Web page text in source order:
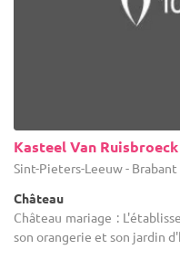
Kasteel Van Ruisbroeck
Sint-Pieters-Leeuw -
Château
Château mariage :
son orangerie et son jardin